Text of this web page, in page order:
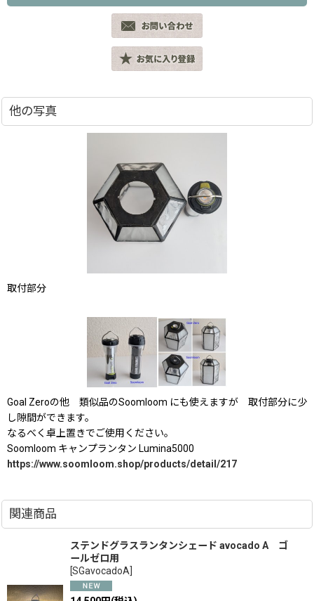
他の写真
取付部分
Goal Zeroの他 類似品のSoomloom にも使えますが 取付部分に少
し隙間ができます。
なるべく卓上置きでご使用ください。
Soomloom キャンプランタン Lumina5000
https://www.soomloom.shop/products/detail/217
関連商品
ステンドグラスランタンシェード avocado A ゴ
ールゼロ用
[SGavocadoA]